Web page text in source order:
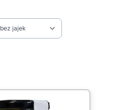
bez jajek